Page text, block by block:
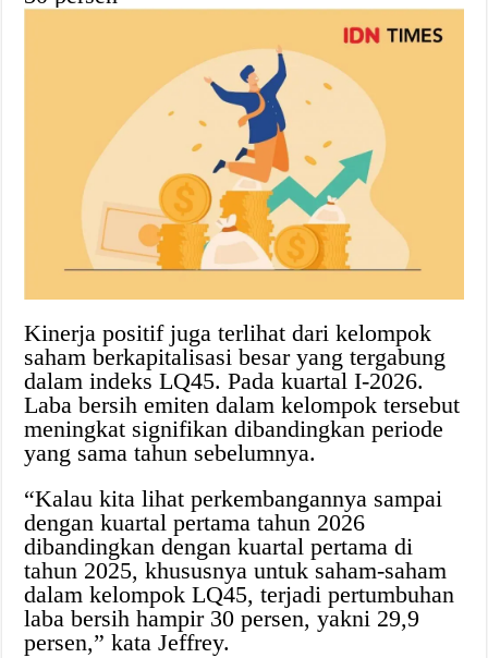
Kinerja positif juga terlihat dari kelompok
saham berkapitalisasi besar yang tergabung
dalam indeks LQ45. Pada kuartal I-2026.
Laba bersih emiten dalam kelompok tersebut
meningkat signifikan dibandingkan periode
yang sama tahun sebelumnya.
“Kalau kita lihat perkembangannya sampai
dengan kuartal pertama tahun 2026
dibandingkan dengan kuartal pertama di
tahun 2025, khususnya untuk saham-saham
dalam kelompok LQ45, terjadi pertumbuhan
laba bersih hampir 30 persen, yakni 29,9
persen,” kata Jeffrey.